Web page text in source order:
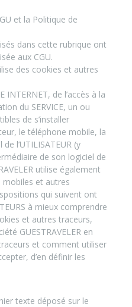
et la Politique de
dans cette rubrique ont
aux CGU.
des cookies et autres
de l’accès à la
du SERVICE, un ou
de s’installer
le téléphone mobile, la
l’UTILISATEUR (y
de son logiciel de
utilise également
mobiles et autres
qui suivent ont
à mieux comprendre
et autres traceurs,
GUESTRAVELER en
et comment utiliser
d’en définir les
texte déposé sur le